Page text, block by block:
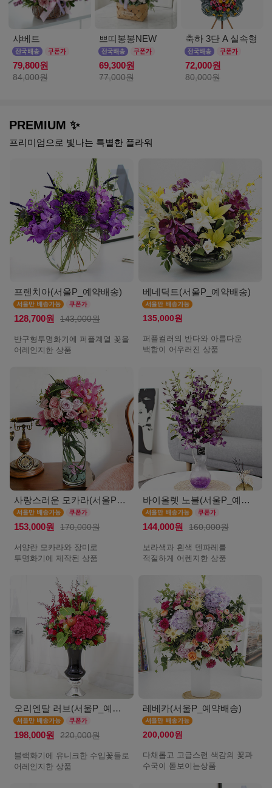
샤베트
79,800원
84,000원
쁘띠봉봉NEW
69,300원
77,000원
축하 3단 A 실속형
72,000원
80,000원
PREMIUM ✨
프리미엄으로 빛나는 특별한 플라워
프렌치아(서울P_예약배송)
128,700원 143,000원
반구형투명화기에 퍼플계열 꽃을
어레인지한 상품
베네딕트(서울P_예약배송)
135,000원
퍼플컬러의 반다와 아름다운
백합이 어우러진 상품
사랑스러운 모카라(서울P_예약배송)
153,000원 170,000원
서양란 모카라와 장미로
투명화기에 제작된 상품
바이올렛 노블(서울P_예약배송)
144,000원 160,000원
보라색과 흰색 덴파레를
적절하게 어렌지한 상품
오리엔탈 러브(서울P_예약배송)
198,000원 220,000원
블랙화기에 유니크한 수입꽃들로
어레인지한 상품
레베카(서울P_예약배송)
200,000원
다채롭고 고급스런 색감의 꽃과
수국이 돋보이는상품